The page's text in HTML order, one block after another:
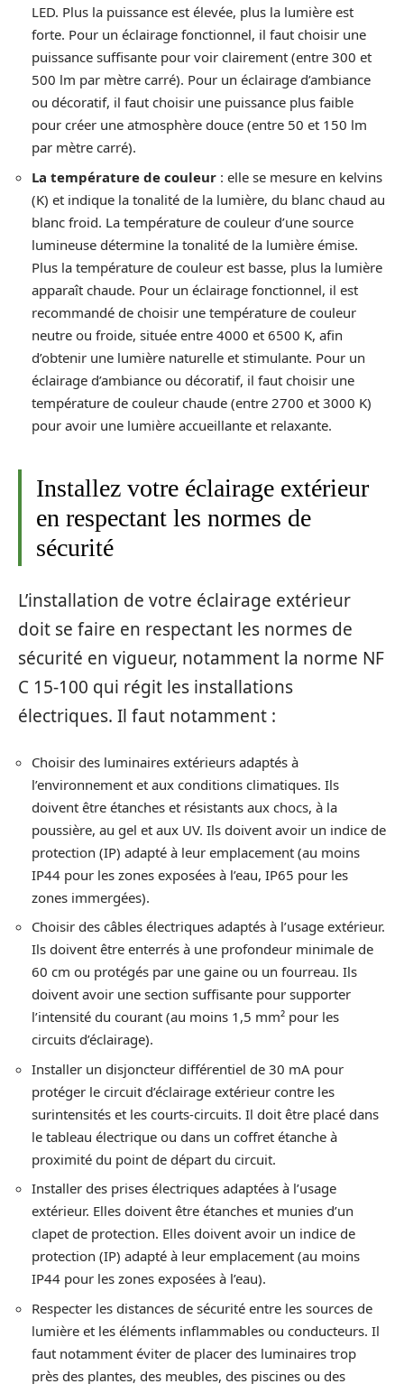
LED. Plus la puissance est élevée, plus la lumière est
forte. Pour un éclairage fonctionnel, il faut choisir une
puissance suffisante pour voir clairement (entre 300 et
500 lm par mètre carré). Pour un éclairage d’ambiance
ou décoratif, il faut choisir une puissance plus faible
pour créer une atmosphère douce (entre 50 et 150 lm
par mètre carré).
La température de couleur : elle se mesure en kelvins
(K) et indique la tonalité de la lumière, du blanc chaud au
blanc froid. La température de couleur d’une source
lumineuse détermine la tonalité de la lumière émise.
Plus la température de couleur est basse, plus la lumière
apparaît chaude. Pour un éclairage fonctionnel, il est
recommandé de choisir une température de couleur
neutre ou froide, située entre 4000 et 6500 K, afin
d’obtenir une lumière naturelle et stimulante. Pour un
éclairage d’ambiance ou décoratif, il faut choisir une
température de couleur chaude (entre 2700 et 3000 K)
pour avoir une lumière accueillante et relaxante.
Installez votre éclairage extérieur
en respectant les normes de
sécurité
L’installation de votre éclairage extérieur
doit se faire en respectant les normes de
sécurité en vigueur, notamment la norme NF
C 15-100 qui régit les installations
électriques. Il faut notamment :
Choisir des luminaires extérieurs adaptés à
l’environnement et aux conditions climatiques. Ils
doivent être étanches et résistants aux chocs, à la
poussière, au gel et aux UV. Ils doivent avoir un indice de
protection (IP) adapté à leur emplacement (au moins
IP44 pour les zones exposées à l’eau, IP65 pour les
zones immergées).
Choisir des câbles électriques adaptés à l’usage extérieur.
Ils doivent être enterrés à une profondeur minimale de
60 cm ou protégés par une gaine ou un fourreau. Ils
doivent avoir une section suffisante pour supporter
l’intensité du courant (au moins 1,5 mm² pour les
circuits d’éclairage).
Installer un disjoncteur différentiel de 30 mA pour
protéger le circuit d’éclairage extérieur contre les
surintensités et les courts-circuits. Il doit être placé dans
le tableau électrique ou dans un coffret étanche à
proximité du point de départ du circuit.
Installer des prises électriques adaptées à l’usage
extérieur. Elles doivent être étanches et munies d’un
clapet de protection. Elles doivent avoir un indice de
protection (IP) adapté à leur emplacement (au moins
IP44 pour les zones exposées à l’eau).
Respecter les distances de sécurité entre les sources de
lumière et les éléments inflammables ou conducteurs. Il
faut notamment éviter de placer des luminaires trop
près des plantes, des meubles, des piscines ou des